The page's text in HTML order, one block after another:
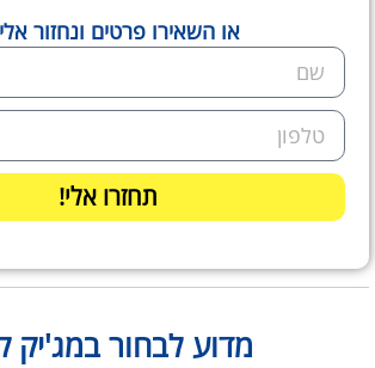
או השאירו פרטים ונחזור
תחזרו אלי!
מדוע לבחור במג'יק